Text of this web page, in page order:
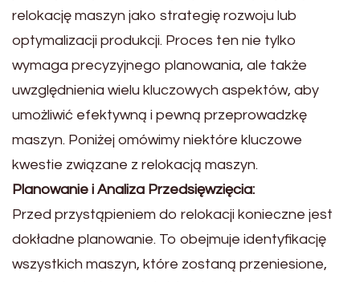
relokację maszyn jako strategię rozwoju lub
optymalizacji produkcji. Proces ten nie tylko
wymaga precyzyjnego planowania, ale także
uwzględnienia wielu kluczowych aspektów, aby
umożliwić efektywną i pewną przeprowadzkę
maszyn. Poniżej omówimy niektóre kluczowe
kwestie związane z relokacją maszyn.
Planowanie i Analiza Przedsięwzięcia:
Przed przystąpieniem do relokacji konieczne jest
dokładne planowanie. To obejmuje identyfikację
wszystkich maszyn, które zostaną przeniesione,